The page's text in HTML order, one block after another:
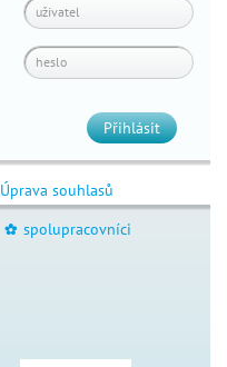
Přihlásit
Úprava souhlasů
_ spolupracovníci